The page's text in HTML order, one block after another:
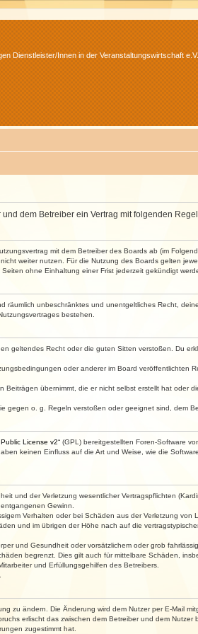
Dienstleister/Innen in der Veranstaltungswirtschaft e.V.
und dem Betreiber ein Vertrag mit folgenden
mit dem Betreiber des Boards ab (im
weiter nutzen. Für die Nutzung des Boards gelten
ohne Einhaltung einer Frist jederzeit gekündigt
unbeschränktes und unentgeltliches Recht,
bestehen.
geltendes Recht oder die guten Sitten verstoßen. Du
oder anderer im Board veröffentlichten
übernimmt, die er nicht selbst erstellt hat oder
o. g. Regeln verstoßen oder geeignet sind, dem
License v2“ (GPL) bereitgestellten Foren-Software
keinen Einfluss auf die Art und Weise, wie die
und der Verletzung wesentlicher Vertragspflichten
Gewinn.
Verhalten oder bei Schäden aus der Verletzung
und im übrigen der Höhe nach auf die
und Gesundheit oder vorsätzlichem oder grob
begrenzt. Dies gilt auch für mittelbare Schäden,
und Erfüllungsgehilfen des Betreibers.
zu ändern. Die Änderung wird dem Nutzer per E-Mail
erlischt das zwischen dem Betreiber und dem Nutzer
zugestimmt hat.